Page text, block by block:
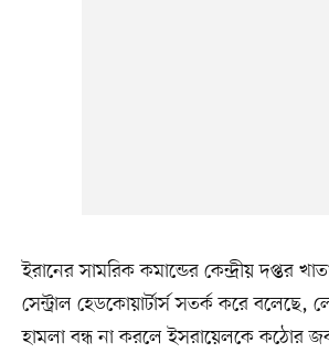
ইরানের সামরিক কমান্ডের কেন্দ্রীয় দপ্তর
সেন্ট্রাল হেডকোয়ার্টার্স সতর্ক করে বলেছে,
হামলা বন্ধ না করলে ইসরায়েলকে কঠোর